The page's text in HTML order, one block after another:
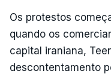
Os protestos
quando os
capital iraniana,
descontentamento